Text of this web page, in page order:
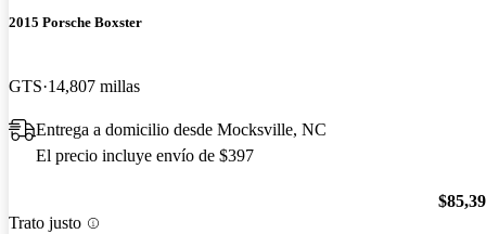
2015 Porsche Boxster
GTS 14,807 millas
Entrega a domicilio desde Mocksville, NC
El precio incluye envío de $397
Trato justo